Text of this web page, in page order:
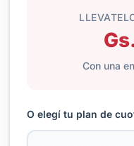
Con una
O elegí tu plan de